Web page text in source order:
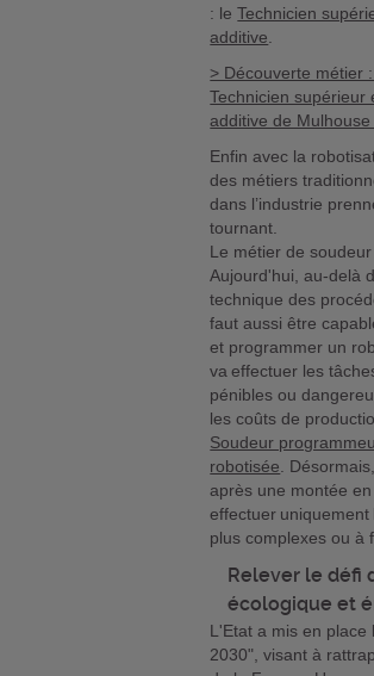
: leTechnicien
additive.
> Découverte métier
Technicien supérieur
additive de Mulhouse
Enfin avec la
des métiers
dans l’industrie
tournant.
Le métier de
Aujourd'hui, au-delà
technique des
faut aussi être
et programmer un
va effectuer les
pénibles ou
les coûts de
Soudeur
robotisée.
après une montée
effectuer
plus complexes ou à
Relever le défi
écologique et
L'Etat a mis en place
2030", visant à